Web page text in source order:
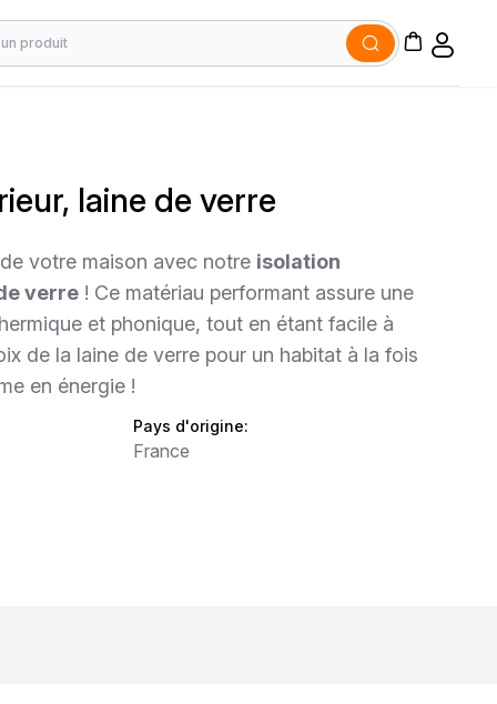
laine de verre
votre maison avec notre isolation
verre ! Ce matériau performant assure une
et phonique, tout en étant facile à
de la laine de verre pour un habitat à la fois
en énergie !
Pays d'origine:
France